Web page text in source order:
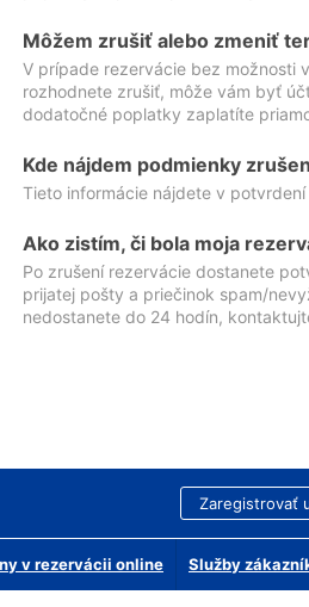
Môžem zrušiť alebo zmeniť
V prípade rezervácie bez možnosti
rozhodnete zrušiť, môže vám byť
dodatočné poplatky zaplatíte
Kde nájdem podmienky
Tieto informácie nájdete v
Ako zistím, či bola moja
Po zrušení rezervácie dostanete
prijatej pošty a priečinok spam/
nedostanete do 24 hodín,
Zaregistrovať
v rezervácii online Služby